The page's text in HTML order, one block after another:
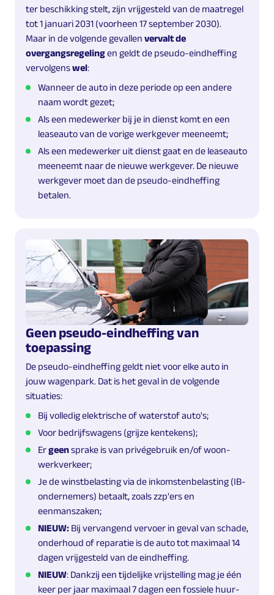
ter beschikking stelt, zijn vrijgesteld van de maatregel
tot 1 januari 2031 (voorheen 17 september 2030).
Maar in de volgende gevallen vervalt de
overgangsregelingen geldt de pseudo-eindheffing
vervolgenswel:
Wanneer de auto in deze periode op een andere
naam wordt gezet;
Als een medewerker bij je in dienst komt en een
leaseauto van de vorige werkgever meeneemt;
Als een medewerker uit dienst gaat en de leaseauto
meeneemt naar de nieuwe werkgever. De nieuwe
werkgever moet dan de pseudo-eindheffing
betalen.
Geen pseudo-eindheffing van
toepassing
De pseudo-eindheffing geldt niet voor elke auto in
jouw wagenpark. Dat is het geval in de volgende
situaties:
Bij volledig elektrische of waterstof auto's;
Voor bedrijfswagens (grijze kentekens);
Ergeensprake is van privégebruik en/of woon-
werkverkeer;
Je de winstbelasting via de inkomstenbelasting (IB-
ondernemers) betaalt, zoals zzp'ers en
eenmanszaken;
NIEUW: Bij vervangend vervoer in geval van schade,
onderhoud of reparatie is de auto tot maximaal 14
dagen vrijgesteld van de eindheffing.
NIEUW: Dankzij een tijdelijke vrijstelling mag je één
keer per jaar maximaal 7 dagen een fossiele huur-